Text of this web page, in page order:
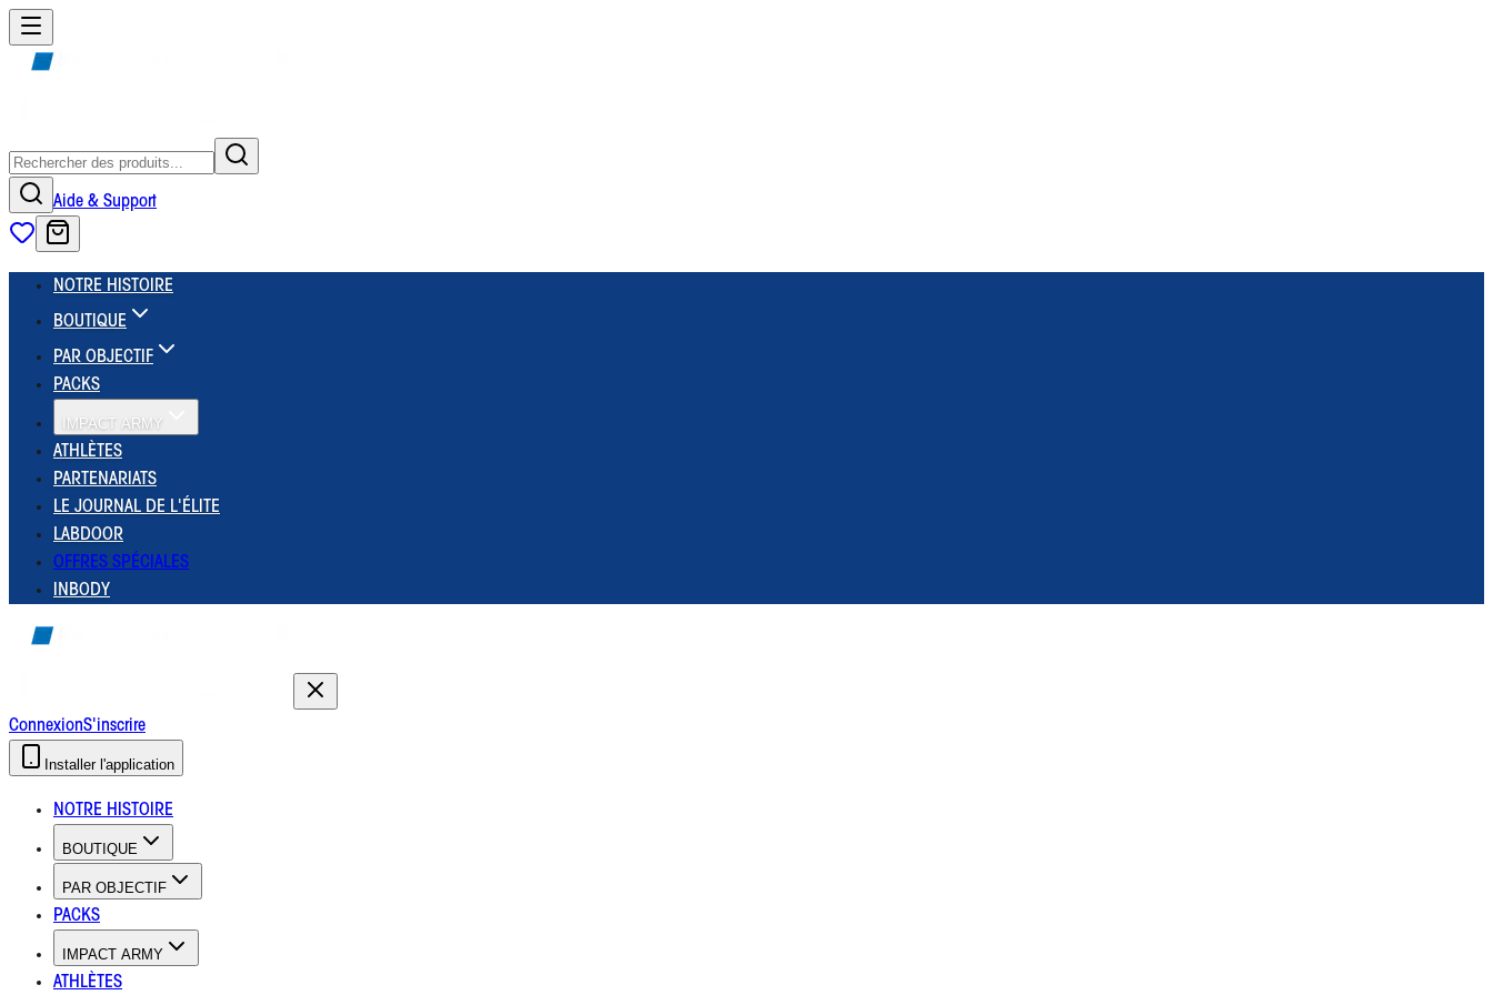
Aide & Support
NOTRE HISTOIRE
BOUTIQUE
PAR OBJECTIF
PACKS
IMPACT ARMY
ATHLÈTES
PARTENARIATS
LE JOURNAL DE L'ÉLITE
LABDOOR
OFFRES SPÉCIALES
INBODY
ConnexionS'inscrire
Installer l'application
NOTRE HISTOIRE
BOUTIQUE
PAR OBJECTIF
PACKS
IMPACT ARMY
ATHLÈTES